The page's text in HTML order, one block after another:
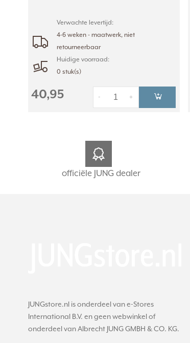
Verwachte levertijd:
4-6 weken - maatwerk, niet
retourneerbaar
Huidige voorraad:
0 stuk(s)
40,95 +
-
officiële JUNG dealer
JUNGstore.nl is onderdeel van e-Stores
International B.V. en geen webwinkel of
onderdeel van Albrecht JUNG GMBH & CO. KG.